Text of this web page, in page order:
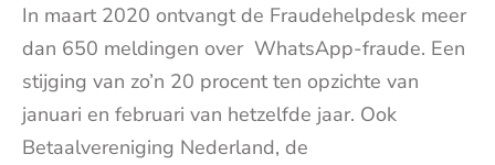
In maart 2020 ontvangt de Fraudehelpdesk meer
dan 650 meldingen over WhatsApp-fraude. Een
stijging van zo’n 20 procent ten opzichte van
januari en februari van hetzelfde jaar. Ook
Betaalvereniging Nederland, de